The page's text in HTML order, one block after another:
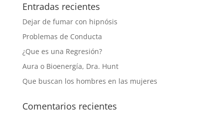
Entradas recientes
Dejar de fumar con hipnósis
Problemas de Conducta
¿Que es una Regresión?
Aura o Bioenergía, Dra. Hunt
Que buscan los hombres en las mujeres
Comentarios recientes